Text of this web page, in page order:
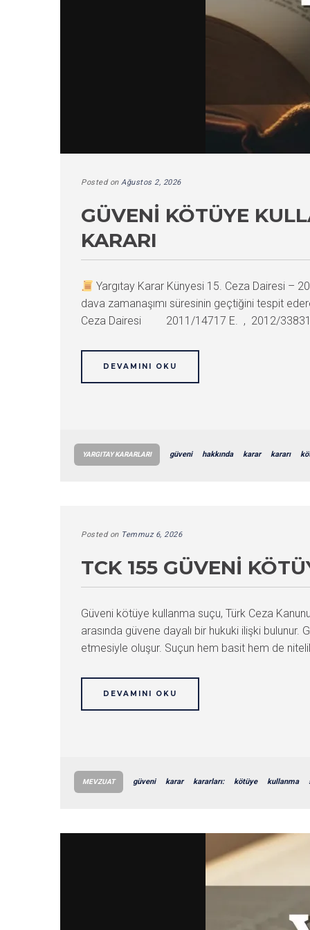
Posted on Ağustos 2, 2026
GÜVENI KÖTÜYE
KARARI
Yargıtay Karar Künyesi 15. Ceza Dairesi
dava zamanaşımı süresinin geçtiğini tespit
Ceza Dairesi 2011/14717 E. , 2012/33831
DEVAMINI OKU
YARGITAY KARARLARI güveni hakkında karar kararı
Posted on Temmuz 6, 2026
TCK 155 GÜVENI
Güveni kötüye kullanma suçu, Türk Ceza
arasında güvene dayalı bir hukuki ilişki
etmesiyle oluşur. Suçun hem basit hem de
DEVAMINI OKU
MEVZUAT güveni karar kararları: kötüye kullanma